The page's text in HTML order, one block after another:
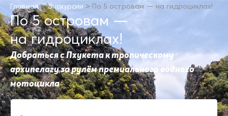
Главная>Экскурсии > По 5 островам — на гидроциклах!
По 5 островам —
на гидроциклах!
Добраться с Пхукета к тропическому
архипелагу за рулём премиального водного
мотоцикла